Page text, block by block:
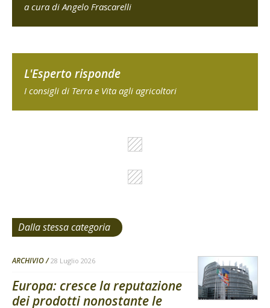
a cura di Angelo Frascarelli
L'Esperto risponde
I consigli di Terra e Vita agli agricoltori
Dalla stessa categoria
ARCHIVIO 28 Luglio 2026
Europa: cresce la reputazione
dei prodotti nonostante le